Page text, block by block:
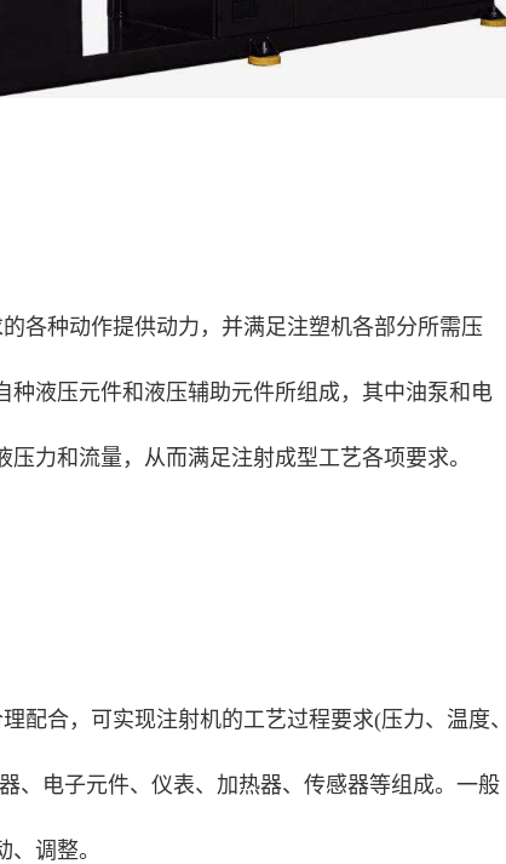
各种动作提供动力，并满足注塑机各部分所需压
种液压元件和液压辅助元件所组成，其中油泵和电
力和流量，从而满足注射成型工艺各项要求。
配合，可实现注射机的工艺过程要求(压力、温度、
、电子元件、仪表、加热器、传感器等组成。一般
调整。